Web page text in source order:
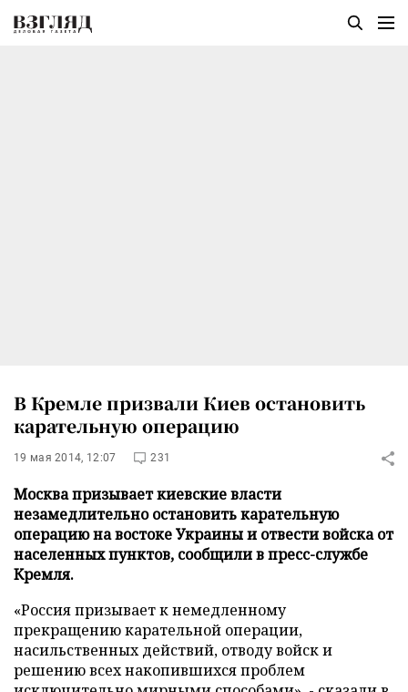
В Кремле призвали Киев остановить
карательную операцию
19 мая 2014, 12:07 231
Москва призывает киевские власти
незамедлительно остановить карательную
операцию на востоке Украины и отвести войска от
населенных пунктов, сообщили в пресс-службе
Кремля.
«Россия призывает к немедленному
прекращению карательной операции,
насильственных действий, отводу войск и
решению всех накопившихся проблем